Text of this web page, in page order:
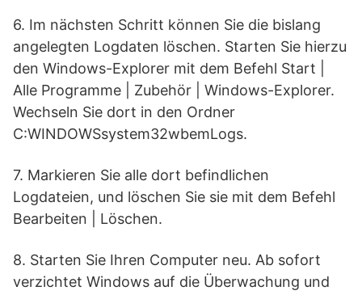
6. Im nächsten Schritt können Sie die bislang
angelegten Logdaten löschen. Starten Sie hierzu
den Windows-Explorer mit dem Befehl Start |
Alle Programme | Zubehör | Windows-Explorer.
Wechseln Sie dort in den Ordner
C:WINDOWSsystem32wbemLogs.
7. Markieren Sie alle dort befindlichen
Logdateien, und löschen Sie sie mit dem Befehl
Bearbeiten | Löschen.
8. Starten Sie Ihren Computer neu. Ab sofort
verzichtet Windows auf die Überwachung und